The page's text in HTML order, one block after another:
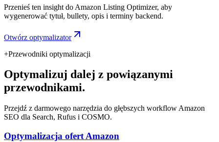
Przenieś ten insight do Amazon Listing Optimizer, aby
wygenerować tytuł, bullety, opis i terminy backend.
Otwórz optymalizator
+Przewodniki optymalizacji
Optymalizuj dalej z powiązanymi
przewodnikami.
Przejdź z darmowego narzędzia do głębszych workflow Amazon
SEO dla Search, Rufus i COSMO.
Optymalizacja ofert Amazon